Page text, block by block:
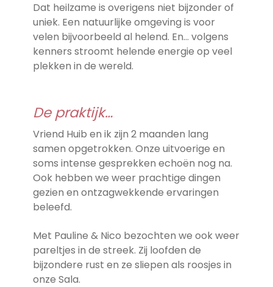
Dat heilzame is overigens niet bijzonder of
uniek. Een natuurlijke omgeving is voor
velen bijvoorbeeld al helend. En… volgens
kenners stroomt helende energie op veel
plekken in de wereld.
De praktijk…
Vriend Huib en ik zijn 2 maanden lang
samen opgetrokken. Onze uitvoerige en
soms intense gesprekken echoën nog na.
Ook hebben we weer prachtige dingen
gezien en ontzagwekkende ervaringen
beleefd.
Met Pauline & Nico bezochten we ook weer
pareltjes in de streek. Zij loofden de
bijzondere rust en ze sliepen als roosjes in
onze Sala.